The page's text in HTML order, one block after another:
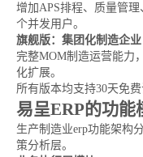
增加APS排程、质量管
个并发用户。
旗舰版：集团化制造企业
完整MOM制造运营能力
化扩展。
所有版本均支持30天免
易呈ERP的功能
生产制造业erp功能架构
策分析层。